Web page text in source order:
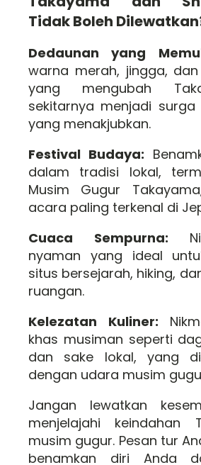
Tidak Boleh
Dedaunan yang
warna merah, jingga,
yang mengubah
sekitarnya menjadi
yang menakjubkan.
Festival Budaya:
dalam tradisi lokal,
Musim Gugur
acara paling terkenal di
Cuaca Sempurna:
nyaman yang ideal
situs bersejarah, hiking,
ruangan.
Kelezatan Kuliner:
khas musiman seperti
dan sake lokal, yang
dengan udara musim
Jangan lewatkan
menjelajahi keindahan
musim gugur. Pesan tur
benamkan diri Anda